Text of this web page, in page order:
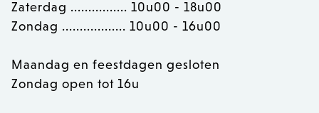
Zaterdag ................ 10u00 - 18u00
Zondag .................. 10u00 - 16u00
Maandag en feestdagen gesloten
Zondag open tot 16u